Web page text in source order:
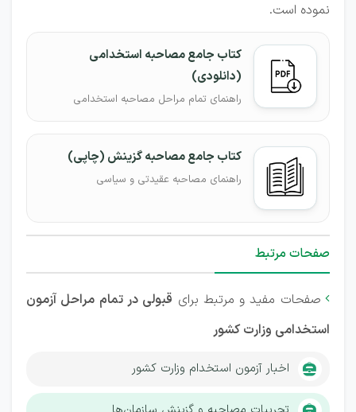
نموده است.
کتاب جامع مصاحبه استخدامی
(دانلودی)
راهنمای تمام مراحل مصاحبه استخدامی
کتاب جامع مصاحبه گزینش (چاپی)
راهنمای مصاحبه عقیدتی و سیاسی
صفحات مرتبط
 صفحات مفید و مرتبط برای قبولی در تمام مراحل آزمون
استخدامی وزارت کشور
اخبار آزمون استخدام وزارت کشور